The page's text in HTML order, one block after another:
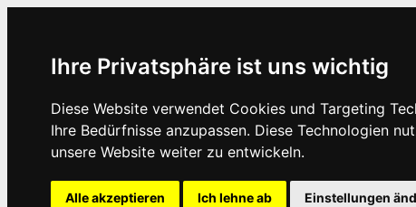
Ihre Privatsphäre ist uns wichtig
Diese Website verwendet Cookies und Targeting
Ihre Bedürfnisse anzupassen. Diese Technologien
unsere Website weiter zu entwickeln.
Alle akzeptieren Ich lehne ab Einstellungen